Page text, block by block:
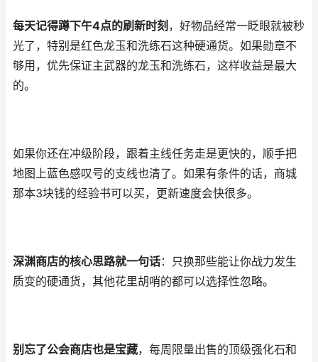
每天记得蹲下午4点的刷新时刻 ，好物品经常一眨眼就被秒
光了，特别是红色龙玉和洗练石这种硬通货。如果勋章不
够用，优先保证主武器的龙玉和洗练石，这样收益是最大
的。
如果你还在冲级阶段，跟着主线任务走是更快的，顺手把
地图上蓝色感叹号的支线也清了。如果有条件的话，商城
那本3块钱的经验书可以买，更新速度会快很多。
深渊商店的核心思路就一句话：只换那些能让你战力发生
质变的硬通货，其他花里胡哨的都可以选择性忽略。
别忘了公会商店也是宝藏，每周限量出售的顶级强化石和